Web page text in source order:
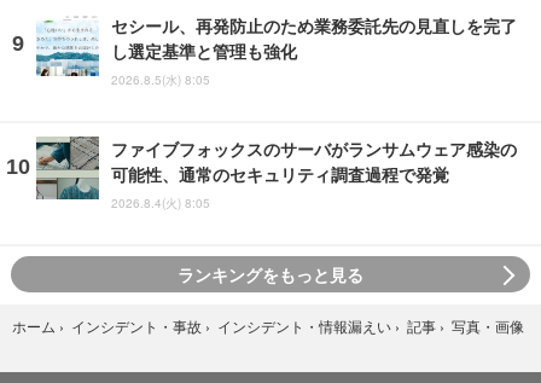
セシール、再発防止のため業務委託先の見直しを完了
し選定基準と管理も強化
2026.8.5(水) 8:05
ファイブフォックスのサーバがランサムウェア感染の
可能性、通常のセキュリティ調査過程で発覚
2026.8.4(火) 8:05
ランキングをもっと見る
ホーム › インシデント・事故 › インシデント・情報漏えい › 記事 › 写真・画像